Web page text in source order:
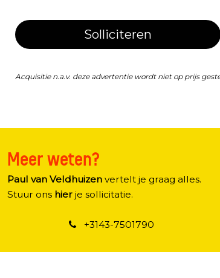
Solliciteren
Acquisitie n.a.v. deze advertentie wordt niet op prijs
Meer weten?
Paul van Veldhuizenvertelt je graag alles.
Stuur ons hier je sollicitatie.
+3143-7501790